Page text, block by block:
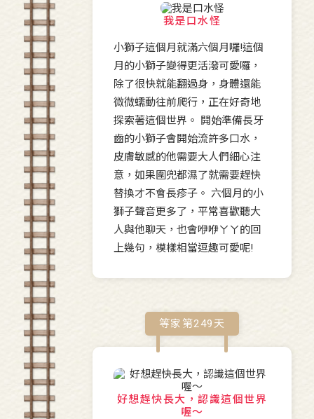
我是口水怪
小獅子這個月就滿六個月囉!這個
月的小獅子變得更活潑可愛囉，
除了很快就能翻過身，身體還能
微微蠕動往前爬行，正在好奇地
探索著這個世界。 開始準備長牙
齒的小獅子會開始流許多口水，
皮膚敏感的他需要大人們細心注
意，如果圍兜都濕了就需要趕快
替換才不會長疹子。 六個月的小
獅子聲音更多了，平常喜歡聽大
人與他聊天，也會咿咿ㄚㄚ的回
上幾句，模樣相當逗趣可愛呢!
等家第249 天
好想趕快長大，認識這個世界
喔～